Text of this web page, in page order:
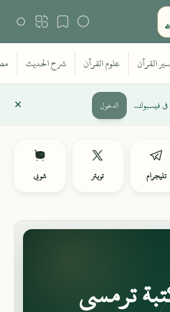
في فيسبوك.. الدخول
تليجرام تويتر شوبي
ترمسي